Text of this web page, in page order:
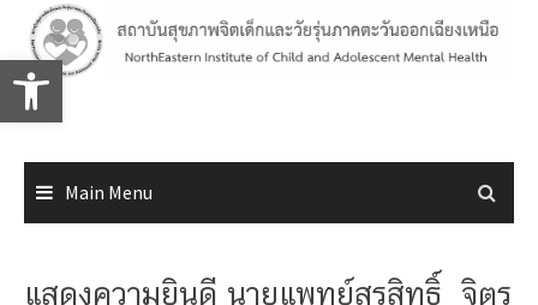
Open toolbar
content
Main Menu
แสดงความยินดี นายแพทย์สุรสิทธิ์ จิตร